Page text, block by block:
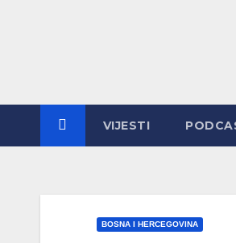
VIJESTI
BOSNA I HERCEGOVINA